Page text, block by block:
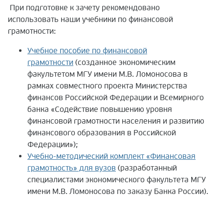
При подготовке к зачету рекомендовано
использовать наши учебники по финансовой
грамотности:
Учебное пособие по финансовой
грамотности (созданное экономическим
факультетом МГУ имени М.В. Ломоносова в
рамках совместного проекта Министерства
финансов Российской Федерации и Всемирного
банка «Содействие повышению уровня
финансовой грамотности населения и развитию
финансового образования в Российской
Федерации»);
Учебно-методический комплект «Финансовая
грамотность» для вузов (разработанный
специалистами экономического факультета МГУ
имени М.В. Ломоносова по заказу Банка России).